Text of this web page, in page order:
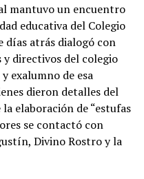
mantuvo un encuentro
educativa del Colegio
días atrás dialogó con
y directivos del colegio
exalumno de esa
dieron detalles del
elaboración de “estufas
se contactó con
Divino Rostro y la